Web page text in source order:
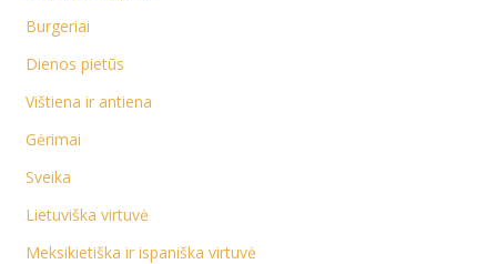
Burgeriai
Dienos pietūs
Vištiena ir antiena
Gėrimai
Sveika
Lietuviška virtuvė
Meksikietiška ir ispaniška virtuvė